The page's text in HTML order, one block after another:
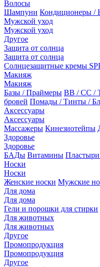
Волосы
Шампуни Кондиционеры /
Мужской уход
Мужской уход
Другое
Защита от солнца
Защита от солнца
Солнцезащитные кремы
Макияж
Макияж
Базы / Праймеры BB / CC /
бровей Помады / Тинты /
Аксессуары
Аксессуары
Массажеры Кинезиотейпы
Здоровье
Здоровье
БАДы Витамины Пластыри
Носки
Носки
Женские носки Мужские
Для дома
Для дома
Гели и порошки для стирки
Для животных
Для животных
Другое
Промопродукция
Промопродукция
Другое